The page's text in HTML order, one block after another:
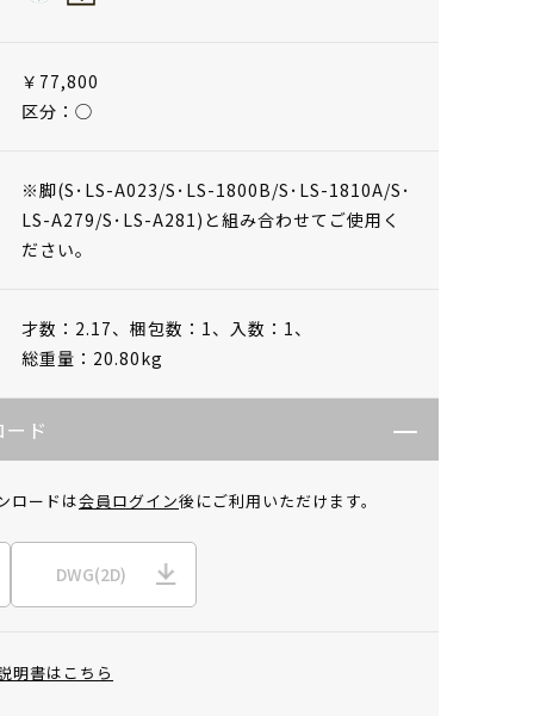
￥77,800
区分：◯
※脚(S･LS-A023/S･LS-1800B/S･LS-1810A/S･
LS-A279/S･LS-A281)と組み合わせてご使用く
ださい。
才数：2.17、 梱包数：1、 入数：1、
総重量：20.80kg
ド
ロードは会員ログイン後にご利用いただけます。
DWG(2D)
明書はこちら